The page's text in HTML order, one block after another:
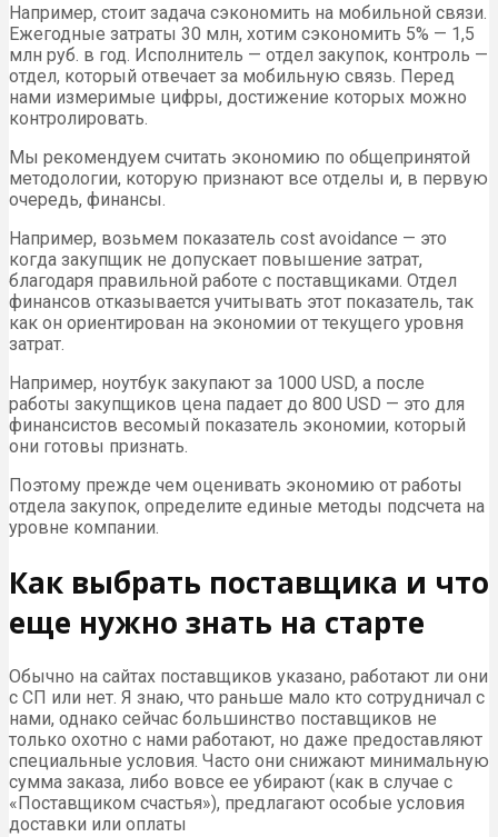
Например, стоит задача сэкономить на мобильной связи.
Ежегодные затраты 30 млн, хотим сэкономить 5% — 1,5
млн руб. в год. Исполнитель — отдел закупок, контроль —
отдел, который отвечает за мобильную связь. Перед
нами измеримые цифры, достижение которых можно
контролировать.
Мы рекомендуем считать экономию по общепринятой
методологии, которую признают все отделы и, в первую
очередь, финансы.
Например, возьмем показатель cost avoidance — это
когда закупщик не допускает повышение затрат,
благодаря правильной работе с поставщиками. Отдел
финансов отказывается учитывать этот показатель, так
как он ориентирован на экономии от текущего уровня
затрат.
Например, ноутбук закупают за 1000 USD, а после
работы закупщиков цена падает до 800 USD — это для
финансистов весомый показатель экономии, который
они готовы признать.
Поэтому прежде чем оценивать экономию от работы
отдела закупок, определите единые методы подсчета на
уровне компании.
Как выбрать поставщика и что
еще нужно знать на старте
Обычно на сайтах поставщиков указано, работают ли они
с СП или нет. Я знаю, что раньше мало кто сотрудничал с
нами, однако сейчас большинство поставщиков не
только охотно с нами работают, но даже предоставляют
специальные условия. Часто они снижают минимальную
сумма заказа, либо вовсе ее убирают (как в случае с
«Поставщиком счастья»), предлагают особые условия
доставки или оплаты